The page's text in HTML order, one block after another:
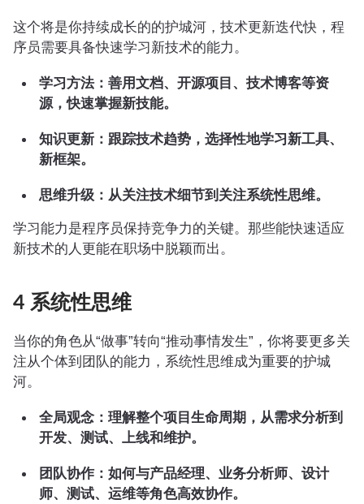
这个将是你持续成长的的护城河，技术更新迭代快，程
序员需要具备快速学习新技术的能力。
学习方法：善用文档、开源项目、技术博客等资
源，快速掌握新技能。
知识更新：跟踪技术趋势，选择性地学习新工具、
新框架。
思维升级：从关注技术细节到关注系统性思维。
学习能力是程序员保持竞争力的关键。那些能快速适应
新技术的人更能在职场中脱颖而出。
4 系统性思维
当你的角色从“做事”转向“推动事情发生”，你将要更多关
注从个体到团队的能力，系统性思维成为重要的护城
河。
全局观念：理解整个项目生命周期，从需求分析到
开发、测试、上线和维护。
团队协作：如何与产品经理、业务分析师、设计
师、测试、运维等角色高效协作。